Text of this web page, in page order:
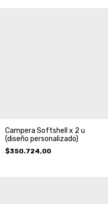
Campera Softshell x 2 u
(diseño personalizado)
$350.724,00